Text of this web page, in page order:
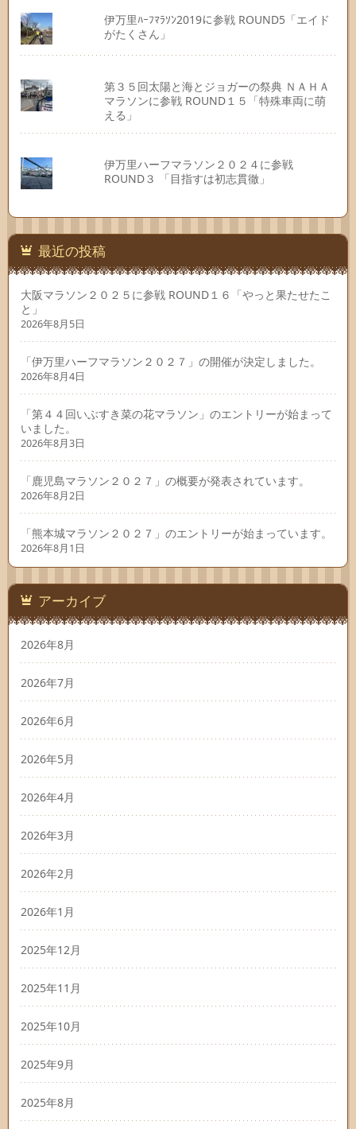
伊万里ﾊｰﾌﾏﾗｿﾝ2019に参戦 ROUND5「エイド
がたくさん」
第３５回太陽と海とジョガーの祭典 ＮＡＨＡ
マラソンに参戦 ROUND１５「特殊車両に萌
える」
伊万里ハーフマラソン２０２４に参戦
ROUND３ 「目指すは初志貫徹」
最近の投稿
大阪マラソン２０２５に参戦 ROUND１６「やっと果たせたこ
と」
2026年8月5日
「伊万里ハーフマラソン２０２７」の開催が決定しました。
2026年8月4日
「第４４回いぶすき菜の花マラソン」のエントリーが始まって
いました。
2026年8月3日
「鹿児島マラソン２０２７」の概要が発表されています。
2026年8月2日
「熊本城マラソン２０２７」のエントリーが始まっています。
2026年8月1日
アーカイブ
2026年8月
2026年7月
2026年6月
2026年5月
2026年4月
2026年3月
2026年2月
2026年1月
2025年12月
2025年11月
2025年10月
2025年9月
2025年8月